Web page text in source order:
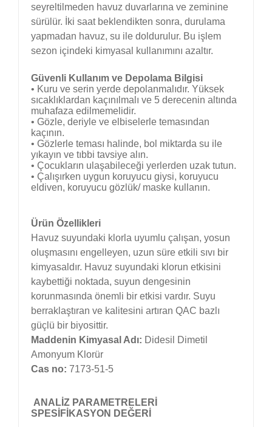
seyreltilmeden havuz duvarlarına ve zeminine
sürülür. İki saat beklendikten sonra, durulama
yapmadan havuz, su ile doldurulur. Bu işlem
sezon içindeki kimyasal kullanımını azaltır.
Güvenli Kullanım ve Depolama Bilgisi
• Kuru ve serin yerde depolanmalıdır. Yüksek
sıcaklıklardan kaçınılmalı ve 5 derecenin altında
muhafaza edilmemelidir.
• Gözle, deriyle ve elbiselerle temasından
kaçının.
• Gözlerle teması halinde, bol miktarda su ile
yıkayın ve tıbbi tavsiye alın.
• Çocukların ulaşabileceği yerlerden uzak tutun.
• Çalışırken uygun koruyucu giysi, koruyucu
eldiven, koruyucu gözlük/ maske kullanın.
Ürün Özellikleri
Havuz suyundaki klorla uyumlu çalışan, yosun
oluşmasını engelleyen, uzun süre etkili sıvı bir
kimyasaldır. Havuz suyundaki klorun etkisini
kaybettiği noktada, suyun dengesinin
korunmasında önemli bir etkisi vardır. Suyu
berraklaştıran ve kalitesini artıran QAC bazlı
güçlü bir biyosittir.
Maddenin Kimyasal Adı: Didesil Dimetil
Amonyum Klorür
Cas no: 7173-51-5
ANALİZ PARAMETRELERİ
SPESİFİKASYON DEĞERİ